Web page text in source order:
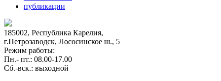
публикации
185002, Республика Карелия,
г.Петрозаводск, Лососинское ш., 5
Режим работы:
Пн.- пт.: 08.00-17.00
Cб.-вск.: выходной